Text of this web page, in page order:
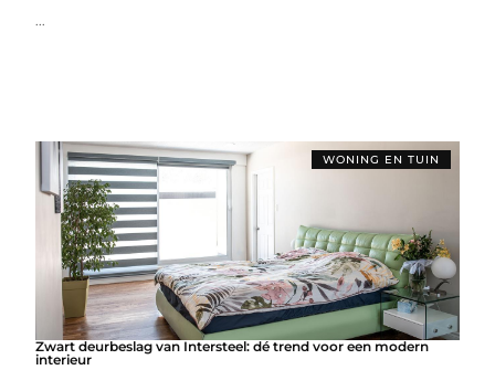
...
WONING EN TUIN
Zwart deurbeslag van Intersteel: dé trend voor een modern
interieur